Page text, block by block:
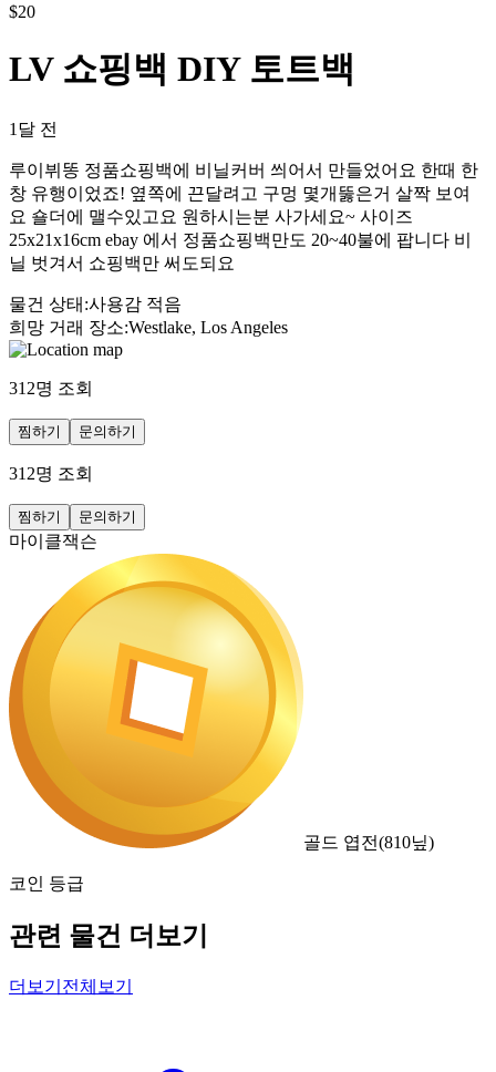
$20
LV 쇼핑백 DIY 토트백
1달 전
루이뷔똥 정품쇼핑백에 비닐커버 씌어서 만들었어요 한때 한
창 유행이었죠! 옆쪽에 끈달려고 구멍 몇개뚫은거 살짝 보여
요 숄더에 맬수있고요 원하시는분 사가세요~ 사이즈
25x21x16cm ebay 에서 정품쇼핑백만도 20~40불에 팝니다 비
닐 벗겨서 쇼핑백만 써도되요
물건 상태 :사용감 적음
희망 거래 장소:Westlake, Los Angeles
312명 조회
찜하기 문의하기
312명 조회
찜하기 문의하기
마이클잭슨
골드 엽전(810닢)
코인 등급
관련 물건 더보기
더보기 전체보기